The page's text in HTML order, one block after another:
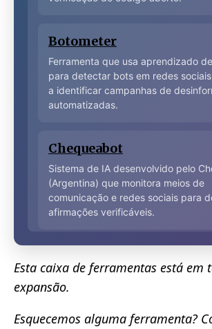
Botometer
Ferramenta que usa aprendizado
para detectar bots em redes
a identificar campanhas de
automatizadas.
Chequeabot
Sistema de IA desenvolvido pelo
(Argentina) que monitora meios de
comunicação e redes sociais para
afirmações verificáveis.
Sistema que avalia afirmações e
quais merecem verificação,
Esta caixa de ferramentas está em
expansão.
Esquecemos alguma ferramenta?